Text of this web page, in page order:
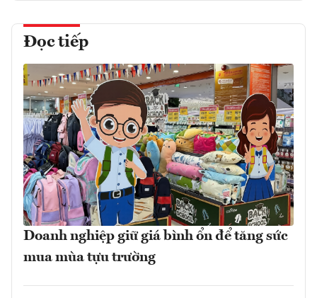
Đọc tiếp
Doanh nghiệp giữ giá bình ổn để tăng sức
mua mùa tựu trường